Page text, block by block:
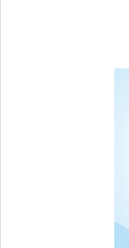
精彩还